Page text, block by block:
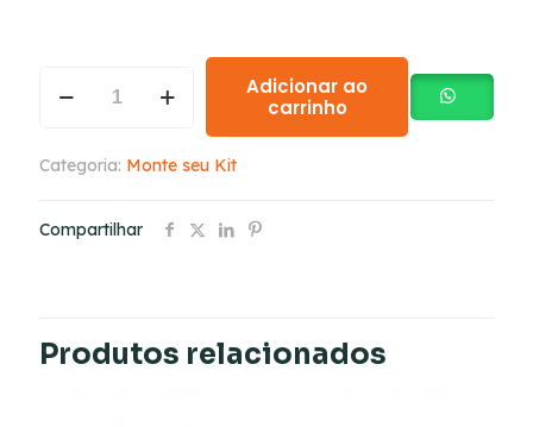
Adicionar ao
carrinho
Categoria: Monte seu Kit
Compartilhar
Produtos relacionados